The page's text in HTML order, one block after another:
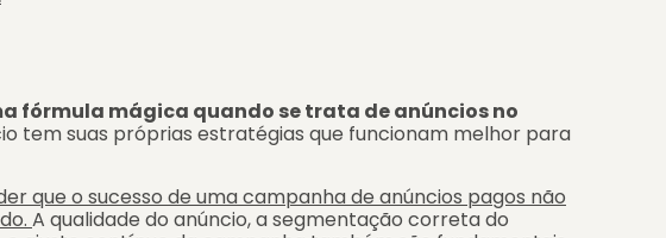
fórmula mágica quando se trata de anúncios no
tem suas próprias estratégias que funcionam melhor para
que o sucesso de uma campanha de anúncios pagos não
A qualidade do anúncio, a segmentação correta do